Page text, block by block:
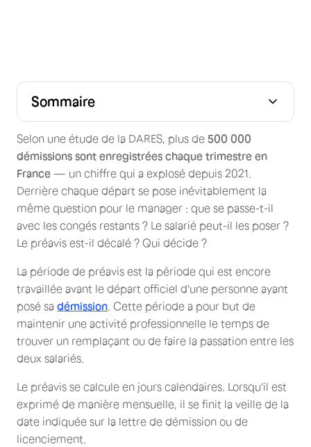
Selon une étude de la DARES, plus de 500 000
démissions sont enregistrées chaque trimestre en
France — un chiffre qui a explosé depuis 2021.
Derrière chaque départ se pose inévitablement la
même question pour le manager : que se passe-t-il
avec les congés restants ? Le salarié peut-il les poser ?
Le préavis est-il décalé ? Qui décide ?
La période de préavis est la période qui est encore
travaillée avant le départ officiel d'une personne ayant
posé sa démission . Cette période a pour but de
maintenir une activité professionnelle le temps de
trouver un remplaçant ou de faire la passation entre les
deux salariés.
Le préavis se calcule en jours calendaires. Lorsqu'il est
exprimé de manière mensuelle, il se finit la veille de la
date indiquée sur la lettre de démission ou de
licenciement.
Sommaire
de congés pendant le préavis ?
s'organiser en tant que manager ?
des congés en fin de contrat ?